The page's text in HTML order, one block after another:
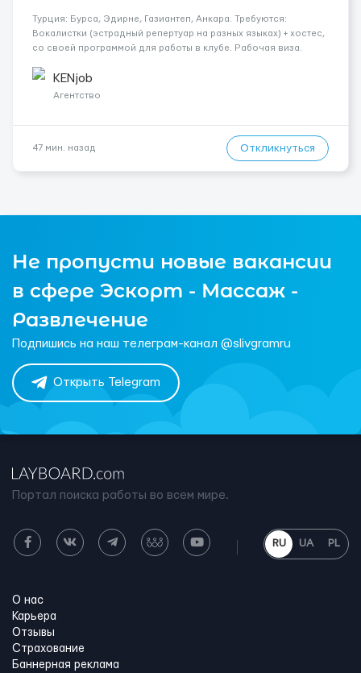
Турция: Бурса, Эдирне, Газиантеп, Анкара. Требуются:
Вокалистки (эстрадный репертуар на разных языках) + хостеc,
со своей программой для работы в клубе. Рабочая виза.
одного до трех месяцев. Мед. страховка. Высокая зарплат...
KENjob
Агентство
47 мин. назад Откликнуться
Не пропусти новые вакансии
в сфере Эскорт - Массаж -
Развлечение
Подпишись на наш телеграм-канал @slivgramru
Открыть Telegram
Портал поиска работы во всем мире.
RU UA PL
О нас
Карьера
Отзывы
Страхование
Баннерная реклама